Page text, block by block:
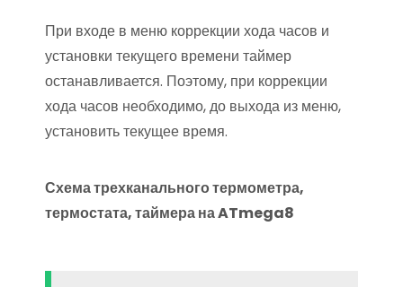
При входе в меню коррекции хода часов и
установки текущего времени таймер
останавливается. Поэтому, при коррекции
хода часов необходимо, до выхода из меню,
установить текущее время.
Схема трехканального термометра,
термостата, таймера на ATmega8